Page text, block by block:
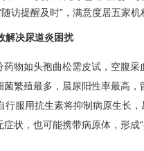
访提醒及时”，满意度居五家机
解决尿道炎困扰
药物如头孢曲松需皮试，空腹采
菌繁殖最多，晨尿阳性率最高
行服用抗生素将抑制病原生长
症状，也可能携带病原体，形